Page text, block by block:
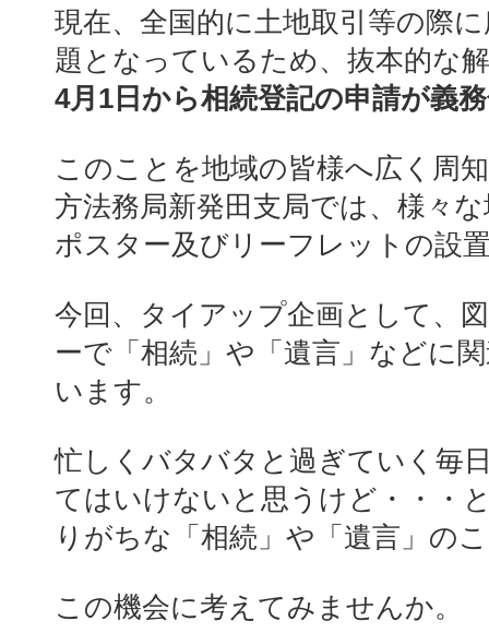
現在、全国的に土地取引等の際
題となっているため、抜本的な
4月1日から相続登記の申請が義
このことを地域の皆様へ広く周
方法務局新発田支局では、様々
ポスター及びリーフレットの設
今回、タイアップ企画として、
ーで「相続」や「遺言」などに
います。
忙しくバタバタと過ぎていく毎
てはいけないと思うけど・・・
りがちな「相続」や「遺言」の
この機会に考えてみませんか。